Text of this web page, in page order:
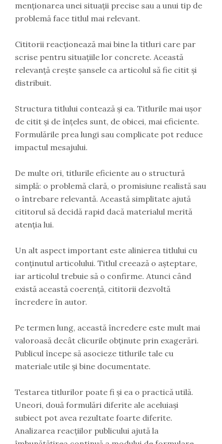
menționarea unei situații precise sau a unui tip de
problemă face titlul mai relevant.
Cititorii reacționează mai bine la titluri care par
scrise pentru situațiile lor concrete. Această
relevanță crește șansele ca articolul să fie citit și
distribuit.
Structura titlului contează și ea. Titlurile mai ușor
de citit și de înțeles sunt, de obicei, mai eficiente.
Formulările prea lungi sau complicate pot reduce
impactul mesajului.
De multe ori, titlurile eficiente au o structură
simplă: o problemă clară, o promisiune realistă sau
o întrebare relevantă. Această simplitate ajută
cititorul să decidă rapid dacă materialul merită
atenția lui.
Un alt aspect important este alinierea titlului cu
conținutul articolului. Titlul creează o așteptare,
iar articolul trebuie să o confirme. Atunci când
există această coerență, cititorii dezvoltă
încredere în autor.
Pe termen lung, această încredere este mult mai
valoroasă decât clicurile obținute prin exagerări.
Publicul începe să asocieze titlurile tale cu
materiale utile și bine documentate.
Testarea titlurilor poate fi și ea o practică utilă.
Uneori, două formulări diferite ale aceluiași
subiect pot avea rezultate foarte diferite.
Analizarea reacțiilor publicului ajută la